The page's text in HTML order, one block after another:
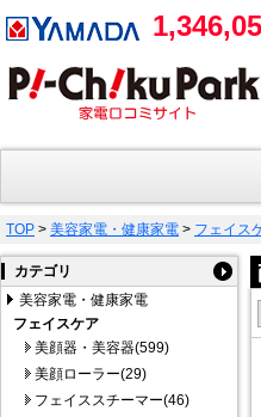
TOP > 美容家電・健康家電 > フェイス
カテゴリ
美容家電・健康家電
フェイスケア
美顔器・美容器(599)
美顔ローラー(29)
フェイススチーマー(46)